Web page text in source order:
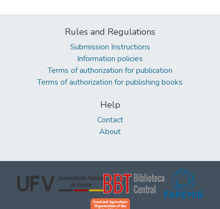
Rules and Regulations
Submission Instructions
Information policies
Terms of authorization for publication
Terms of authorization for publishing books
Help
Contact
About